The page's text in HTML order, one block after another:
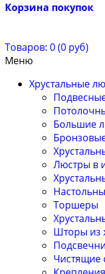
Корзина покупок
Товаров: 0 (0 руб)
Меню
Хрустальные
Большие
Люстры в
Торшеры
Шторы из
Чистящие